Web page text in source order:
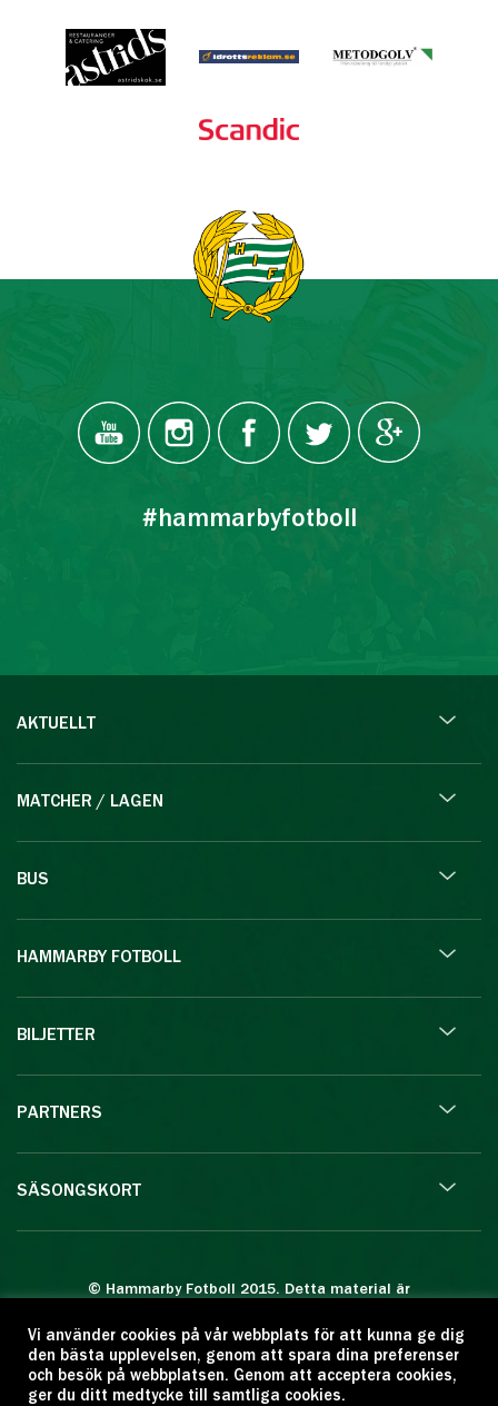
#hammarbyfotboll
AKTUELLT
MATCHER / LAGEN
BUS
HAMMARBY FOTBOLL
BILJETTER
PARTNERS
SÄSONGSKORT
© Hammarby Fotboll 2015. Detta material är
Eftertryck eller annan kopiering är förbjuden.
Citera oss gärna men ange källan:
www.hammarbyfotboll.se. Ansvarig utgivare:
Vi använder cookies på vår webbplats för att kunna ge dig
den bästa upplevelsen, genom att spara dina preferenser
och besök på webbplatsen. Genom att acceptera cookies,
ger du ditt medtycke till samtliga cookies.